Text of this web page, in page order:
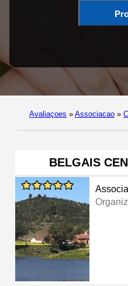
Avaliaçoes » Associacao »
BELGAIS